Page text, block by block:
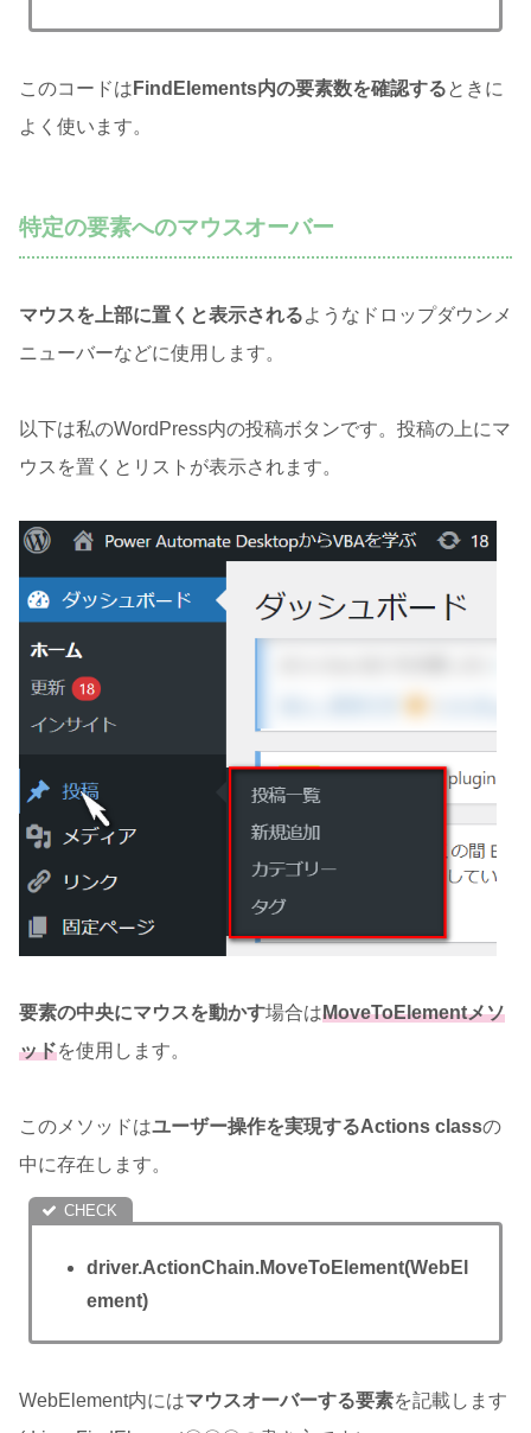
このコードは FindElements内の要素数を確認するときに
よく使います。
特定の要素へのマウスオーバー
マウスを上部に置くと表示されるようなドロップダウンメ
ニューバーなどに使用します。
以下は私のWordPress内の投稿ボタンです。投稿の上にマ
ウスを置くとリストが表示されます。
要素の中央にマウスを動かす場合はMoveToElementメソ
ッドを使用します。
このメソッドはユーザー操作を実現するActions classの
中に存在します。
driver.ActionChain.MoveToElement(WebEl
ement)
WebElement内にはマウスオーバーする要素を記載します